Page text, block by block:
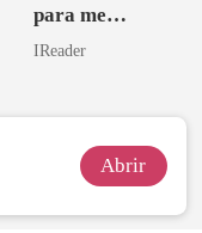
para me
reconquistar!
IReader
Abrir